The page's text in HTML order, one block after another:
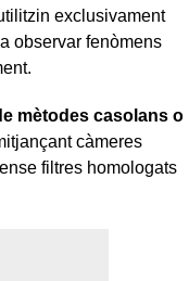
exclusivament
observar fenòmens
mètodes casolans o
càmeres
filtres homologats